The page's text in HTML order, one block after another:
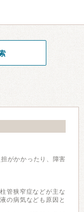
がかかったり、障害
管狭窄症などが主な
の病気なども原因と